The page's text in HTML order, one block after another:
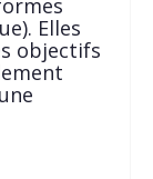
Elles
objectifs